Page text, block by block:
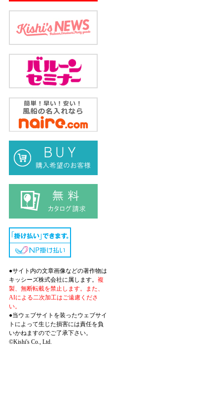
●サイト内の文章画像などの著作物は
キッシーズ株式会社に属します。 複
製、無断転載を禁止します。また、
AIによる二次加工はご遠慮くださ
い。
●当ウェブサイトを装ったウェブサイ
トによって生じた損害には責任を負
いかねますのでご了承下さい。
©Kishi's Co., Ltd.